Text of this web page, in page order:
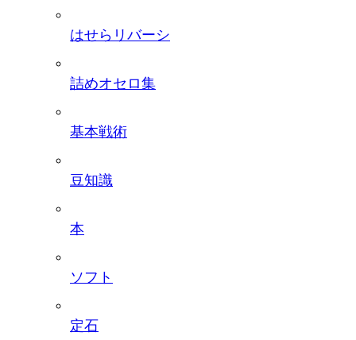
はせらリバーシ
詰めオセロ集
基本戦術
豆知識
本
ソフト
定石